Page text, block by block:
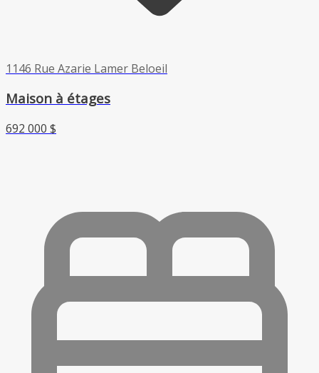
1146 Rue Azarie Lamer Beloeil
Maison à étages
692 000 $